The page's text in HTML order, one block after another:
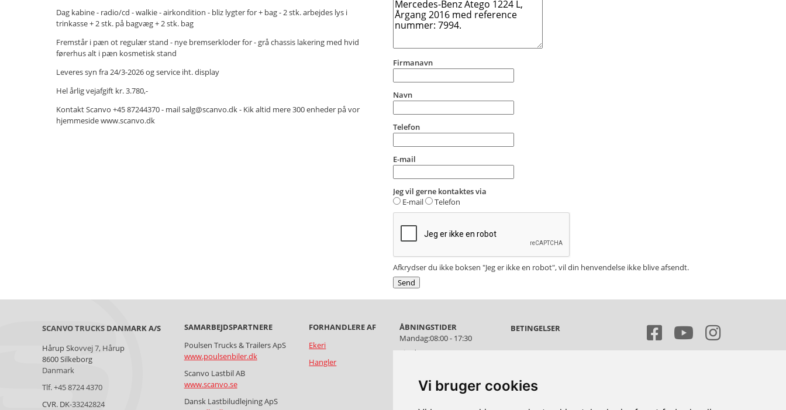
Vi bruger cookies
Dag kabine - radio/cd - walkie - airkondition - bliz lygter for + bag - 2 stk. arbejdes lys i
trinkasse + 2 stk. på bagvæg + 2 stk. bag
Fremstår i pæn ot regulær stand - nye bremserkloder for - grå chassis lakering med hvid
førerhus alt i pæn kosmetisk stand
Leveres syn fra 24/3-2026 og service iht. display
Hel årlig vejafgift kr. 3.780,-
Kontakt Scanvo +45 87244370 - mail salg@scanvo.dk - Kik altid mere 300 enheder på vor
hjemmeside www.scanvo.dk
Firmanavn
Navn
Telefon
E-mail
Jeg vil gerne kontaktes via
E-mail
Telefon
Afkrydser du ikke boksen "Jeg er ikke en robot", vil din henvendelse ikke blive afsendt.
SCANVO TRUCKS DANMARK A/S
Hårup Skovvej 7, Hårup
8600 Silkeborg
Danmark
Tlf. +45 8724 4370
CVR. DK-33242824
SAMARBEJDSPARTNERE
Poulsen Trucks & Trailers ApS
www.poulsenbiler.dk
Scanvo Lastbil AB
www.scanvo.se
Dansk Lastbiludlejning ApS
FORHANDLERE AF
Ekeri
Hangler
ÅBNINGSTIDER
Mandag:08:00 - 17:30
Tirsdag:
Torsdag:08:00 - 17:30
08:00 - 16:30
BETINGELSER